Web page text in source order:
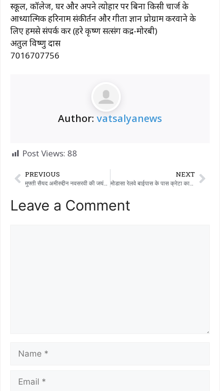
स्कूल, कॉलेज, घर और अपने त्योहार पर बिना किसी चार्ज के
आध्यात्मिक हरिनाम संकीर्तन और गीता ज्ञान प्रोग्राम करवाने के
लिए हमसे संपर्क करें (हरे कृष्ण सत्संग केंद्र-मोरबी)
अतुल विष्णु दास
7016707756
Author: vatsalyanews
Post Views: 88
PREVIOUS
मुफ्ती सैयद अमीरुद्दीन नवसरवी की जयंती कलोल में सैयद अमीरुद्दीन बाबा की अध्यक्षता में बड़े पैमाने पर मनाई गई।
NEXT
मोडासा रेलवे बाईपास के पास क्रेटा कार पलटी, एक की मौत। कार में शराब की पेटियां होने की अफवाह से शहर में हड़कंप
Leave a Comment